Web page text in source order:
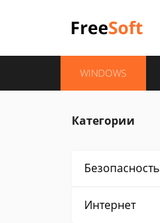
WINDOWS
Категории
Безопасность
Интернет